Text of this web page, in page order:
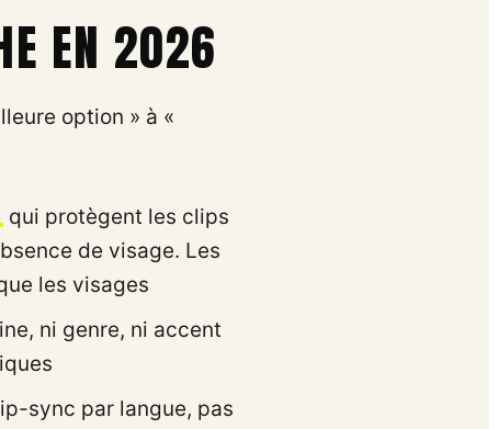
EN 2026
option » à «
qui protègent les clips
de visage. Les
les visages
ni genre, ni accent
sync par langue, pas